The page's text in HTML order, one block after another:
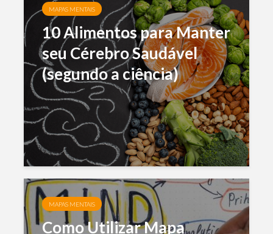
MAPAS MENTAIS
10 Alimentos para Manter
seu Cérebro Saudável
(segundo a ciência)
MAPAS MENTAIS
Como Utilizar Mapa